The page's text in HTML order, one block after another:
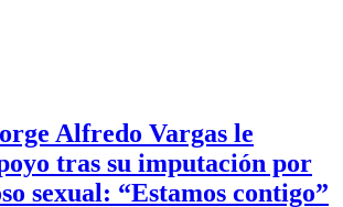
Alfredo Vargas le
tras su imputación por
sexual: “Estamos contigo”